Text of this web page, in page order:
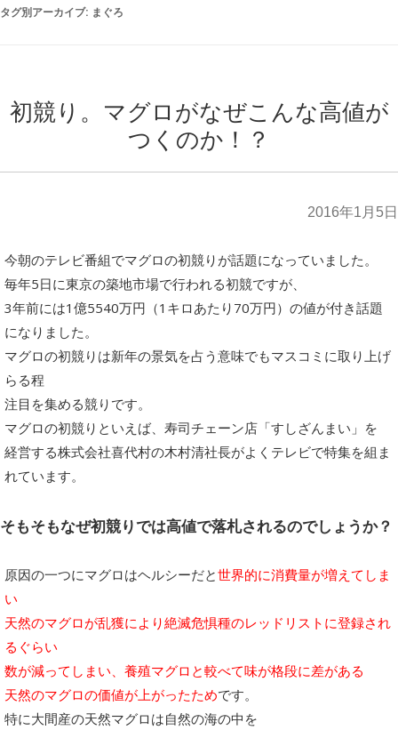
タグ別アーカイブ: まぐろ
初競り。マグロがなぜこんな高値が
つくのか！？
2016年1月5日
今朝のテレビ番組でマグロの初競りが話題になっていました。
毎年5日に東京の築地市場で行われる初競ですが、
3年前には1億5540万円（1キロあたり70万円）の値が付き話題
になりました。
マグロの初競りは新年の景気を占う意味でもマスコミに取り上げ
らる程
注目を集める競りです。
マグロの初競りといえば、寿司チェーン店「すしざんまい」を
経営する株式会社喜代村の木村清社長がよくテレビで特集を組ま
れています。
そもそもなぜ初競りでは高値で落札されるのでしょうか？
原因の一つにマグロはヘルシーだと世界的に消費量が増えてしま
い
天然のマグロが乱獲により絶滅危惧種のレッドリストに登録され
るぐらい
数が減ってしまい、養殖マグロと較べて味が格段に差がある
天然のマグロの価値が上がったためです。
特に大間産の天然マグロは自然の海の中を